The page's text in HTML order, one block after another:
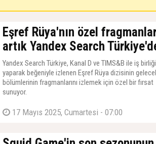
Eşref Rüya'nın özel
artık Yandex Search
Yandex Search Türkiye, Kanal D ve TIMS&B ile iş birliği
yaparak beğeniyle izlenen Eşref Rüya dizisinin
bölümlerinin fragmanlarını izlemek için özel bir fırsat
sunuyor.
17 Mayıs 2025, Cumartesi - 07:00